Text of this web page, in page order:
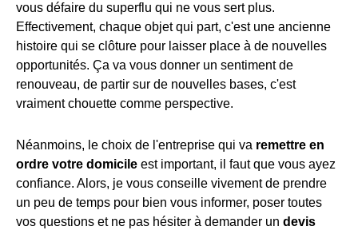
vous défaire du superflu qui ne vous sert plus.
Effectivement, chaque objet qui part, c'est une ancienne
histoire qui se clôture pour laisser place à de nouvelles
opportunités. Ça va vous donner un sentiment de
renouveau, de partir sur de nouvelles bases, c'est
vraiment chouette comme perspective.
Néanmoins, le choix de l'entreprise qui va remettre en
ordre votre domicile est important, il faut que vous ayez
confiance. Alors, je vous conseille vivement de prendre
un peu de temps pour bien vous informer, poser toutes
vos questions et ne pas hésiter à demander un devis